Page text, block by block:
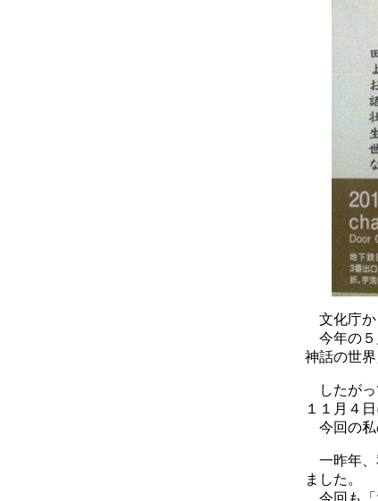
文化庁か
今年の５
神話の世
したがっ
１１月４
今回の私
一昨年、
ました。
今回も「